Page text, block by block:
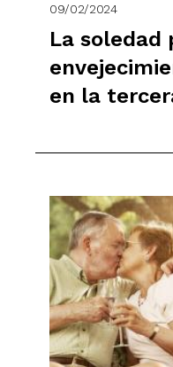
09/02/2024
La soledad
en la